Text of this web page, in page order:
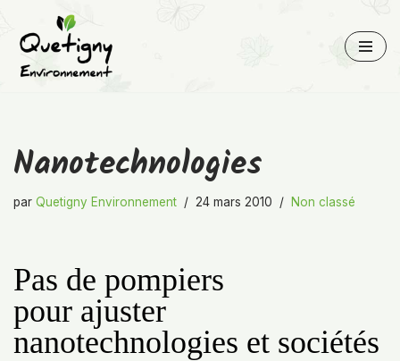
Aller
au
Nanotechnologies
par Quetigny Environnement 24 mars 2010 Non classé
Pas de pompiers
pour ajuster
nanotechnologies et sociétés